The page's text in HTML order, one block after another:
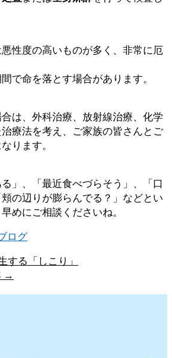
性度の高いものが多く、非常に厄
で命を落とす場合があります。
は、外科治療、放射線治療、化学
療法を考え、ご家族の皆さんとご
ります。
る」、「最近食べづらそう」、「口
の辺りが膨らんでる？」などとい
めにご相談くださいね。
ログ
する「しこり」
→